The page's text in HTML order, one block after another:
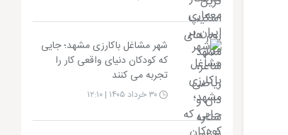
شهر مشاغل باکارزی مشهد؛ جایی
که کودکان دنیای واقعی کار را
تجربه می کنند
۳۰ خرداد ۱۴۰۵ | ۱۲:۱۰